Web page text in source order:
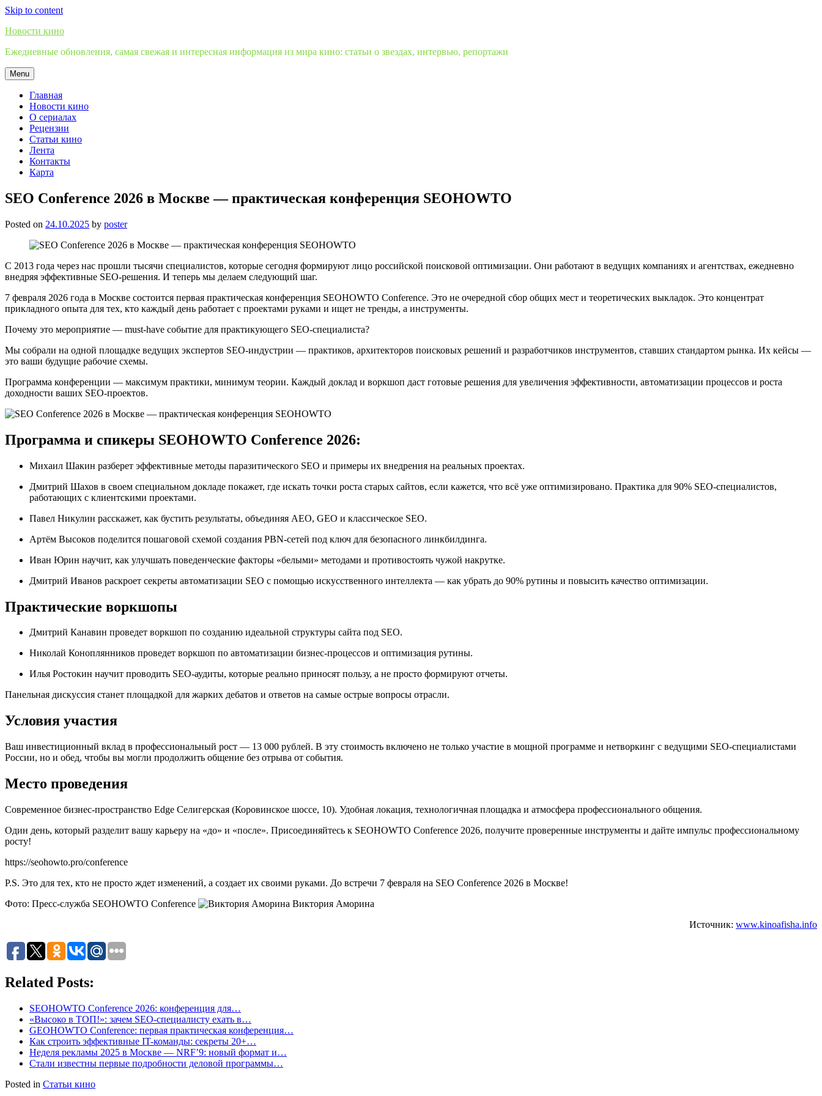
Skip to content
Новости кино
Ежедневные обновления, самая свежая и интересная информация из мира кино: статьи о звездах, интервью, репортажи
Menu
Главная
Новости кино
О сериалах
Рецензии
Статьи кино
Лента
Контакты
Карта
SEO Conference 2026 в Москве — практическая конференция SEOHOWTO
Posted on 24.10.2025 by poster
С 2013 года через нас прошли тысячи специалистов, которые сегодня формируют лицо российской поисковой оптимизации. Они работают в ведущих компаниях и агентствах, ежедневно
внедряя эффективные SEO-решения. И теперь мы делаем следующий шаг.
7 февраля 2026 года в Москве состоится первая практическая конференция SEOHOWTO Conference. Это не очередной сбор общих мест и теоретических выкладок. Это концентрат
прикладного опыта для тех, кто каждый день работает с проектами руками и ищет не тренды, а инструменты.
Почему это мероприятие — must-have событие для практикующего SEO-специалиста?
Мы собрали на одной площадке ведущих экспертов SEO-индустрии — практиков, архитекторов поисковых решений и разработчиков инструментов, ставших стандартом рынка. Их кейсы —
это ваши будущие рабочие схемы.
Программа конференции — максимум практики, минимум теории. Каждый доклад и воркшоп даст готовые решения для увеличения эффективности, автоматизации процессов и роста
доходности ваших SEO-проектов.
Программа и спикеры SEOHOWTO Conference 2026:
Михаил Шакин разберет эффективные методы паразитического SEO и примеры их внедрения на реальных проектах.
Дмитрий Шахов в своем специальном докладе покажет, где искать точки роста старых сайтов, если кажется, что всё уже оптимизировано. Практика для 90% SEO-специалистов,
работающих с клиентскими проектами.
Павел Никулин расскажет, как бустить результаты, объединяя AEO, GEO и классическое SEO.
Артём Высоков поделится пошаговой схемой создания PBN-сетей под ключ для безопасного линкбилдинга.
Иван Юрин научит, как улучшать поведенческие факторы «белыми» методами и противостоять чужой накрутке.
Дмитрий Иванов раскроет секреты автоматизации SEO с помощью искусственного интеллекта — как убрать до 90% рутины и повысить качество оптимизации.
Практические воркшопы
Дмитрий Канавин проведет воркшоп по созданию идеальной структуры сайта под SEO.
Николай Коноплянников проведет воркшоп по автоматизации бизнес-процессов и оптимизация рутины.
Илья Ростокин научит проводить SEO-аудиты, которые реально приносят пользу, а не просто формируют отчеты.
Панельная дискуссия станет площадкой для жарких дебатов и ответов на самые острые вопросы отрасли.
Условия участия
Ваш инвестиционный вклад в профессиональный рост — 13 000 рублей. В эту стоимость включено не только участие в мощной программе и нетворкинг с ведущими SEO-специалистами
России, но и обед, чтобы вы могли продолжить общение без отрыва от события.
Место проведения
Современное бизнес-пространство Edge Селигерская (Коровинское шоссе, 10). Удобная локация, технологичная площадка и атмосфера профессионального общения.
Один день, который разделит вашу карьеру на «до» и «после». Присоединяйтесь к SEOHOWTO Conference 2026, получите проверенные инструменты и дайте импульс профессиональному
росту!
https://seohowto.pro/conference
P.S. Это для тех, кто не просто ждет изменений, а создает их своими руками. До встречи 7 февраля на SEO Conference 2026 в Москве!
Фото: Пресс-служба SEOHOWTO Conference
Виктория Аморина
Источник: www.kinoafisha.info
Related Posts:
SEOHOWTO Conference 2026: конференция для…
«Высоко в ТОП!»: зачем SEO-специалисту ехать в…
GEOHOWTO Conference: первая практическая конференция…
Как строить эффективные IT-команды: секреты 20+…
Неделя рекламы 2025 в Москве — NRF’9: новый формат и…
Стали известны первые подробности деловой программы…
Posted in Статьи кино